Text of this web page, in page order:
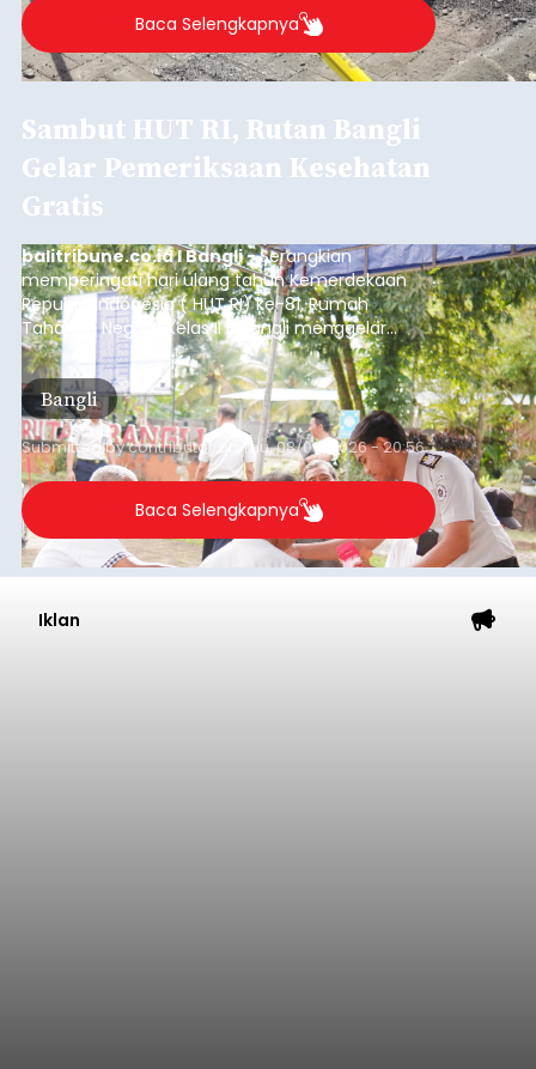
Baca Selengkapnya
Sambut HUT RI, Rutan Bangli
Gelar Pemeriksaan Kesehatan
Gratis
balitribune.co.id I Bangli -Serangkian
memperingati hari ulang tahun Kemerdekaan
Republik Indonesia ( HUT RI) ke-81, Rumah
Tahanan Negara Kelas II B Bangli menggelar
kegiatan pemeriksaan kesehatan gratis, Rabu
(6/8/2026).
Bangli
Submitted bycontributor Thu, 08/06/2026 - 20:56
Baca Selengkapnya
Iklan